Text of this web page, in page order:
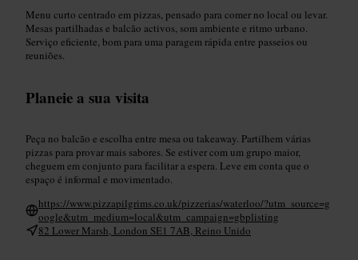
Menu curto centrado em pizzas, pensado para comer no local ou levar.
Mesas partilhadas e balcão activos, som ambiente e ritmo urbano.
Serviço eficiente, bom para uma paragem rápida entre passeios ou
reuniões.
Planeie a sua visita
Peça no balcão e escolha entre mesa ou takeaway. Partilhem várias
pizzas para provar mais sabores. Se estiver com um grupo maior,
cheguem em conjunto para facilitar a espera. Leve em conta que o
espaço é informal e movimentado.
https://www.pizzapilgrims.co.uk/pizzerias/waterloo/?utm_source=g
oogle&utm_medium=local&utm_campaign=gbplisting
82 Lower Marsh, London SE1 7AB, Reino Unido